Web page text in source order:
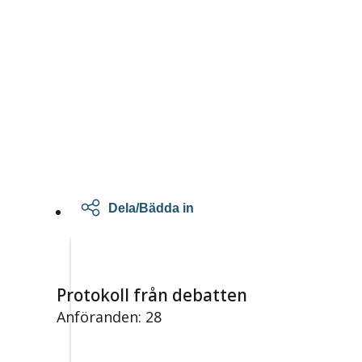
Dela/Bädda in
Protokoll från debatten
Anföranden: 28